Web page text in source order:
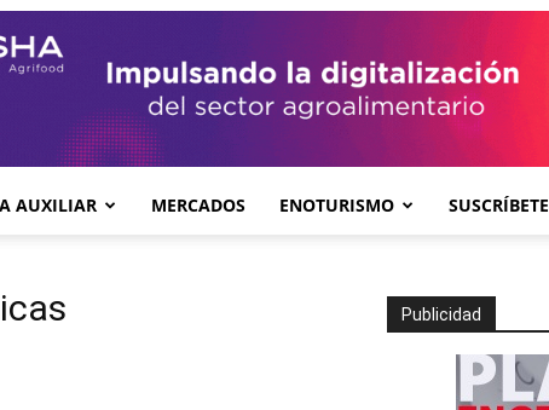
AUXILIAR MERCADOS ENOTURISMO SUSCRÍBETE
Publicidad